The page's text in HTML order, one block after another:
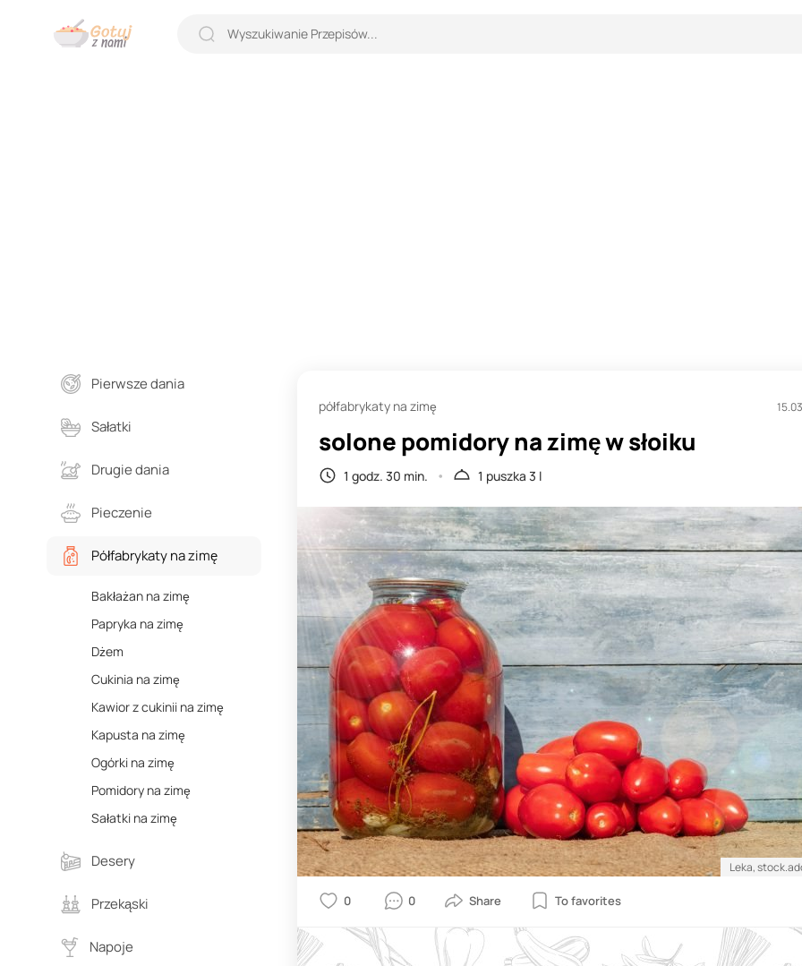
Pierwsze dania
Sałatki
Drugie dania
Pieczenie
Półfabrykaty na zimę
Bakłażan na zimę
Papryka na zimę
Dżem
Cukinia na zimę
Kawior z cukinii na zimę
Kapusta na zimę
Ogórki na zimę
Pomidory na zimę
Sałatki na zimę
Desery
Przekąski
Napoje
półfabrykaty na zimę
solone pomidory na zimę w słoiku
1 godz. 30 min. 1 puszka 3 l
Leka,
0 0